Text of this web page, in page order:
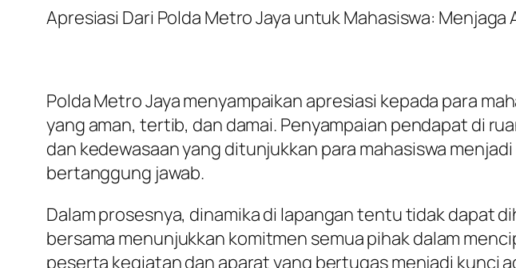
Apresiasi Dari Polda Metro Jaya untuk Mahasiswa:
Polda Metro Jaya menyampaikan apresiasi kepada para
yang aman, tertib, dan damai. Penyampaian pendapat di
dan kedewasaan yang ditunjukkan para mahasiswa
bertanggung jawab.
Dalam prosesnya, dinamika di lapangan tentu tidak dapat
bersama menunjukkan komitmen semua pihak dalam
peserta kegiatan dan aparat yang bertugas menjadi kunci